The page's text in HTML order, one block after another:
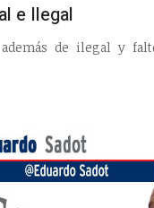
e Ilegal
de ilegal y